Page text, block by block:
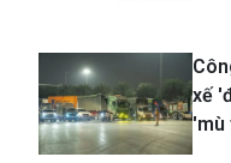
xế
'mù